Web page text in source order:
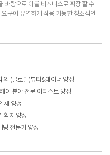
바탕으로 이를 비즈니스로 확장 할 수
구에 유연하게 적응 가능한 창조적인
의 (글로벌)뷰티&테이너 양성
어 분야 전문 아티스트 양성
재 양성
획자 양성
팅 전문가 양성